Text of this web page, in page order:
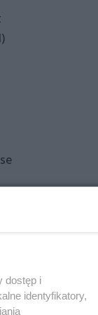
dostęp i
identyfikatory,